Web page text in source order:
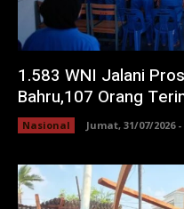
1.583 WNI Jalani
Bahru,107 Orang
Nasional Jumat, 31/07/2026 -